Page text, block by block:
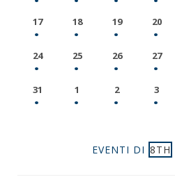
17 18 19 20
24 25 26 27
31 1 2 3
EVENTI DI 8TH